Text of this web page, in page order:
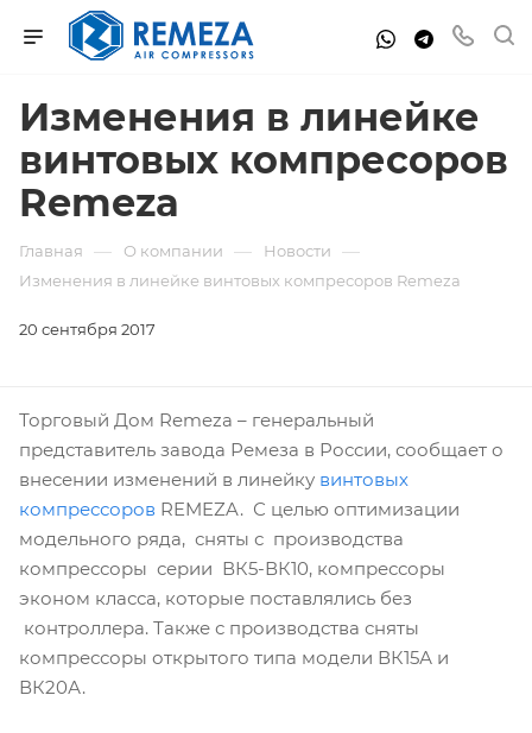
Изменения в линейке
винтовых компресоров
Remeza
Главная — О компании — Новости —
Изменения в линейке винтовых компресоров Remeza
20 сентября 2017
Торговый Дом Remeza – генеральный
представитель завода Ремеза в Росcии, сообщает о
внесении изменений в линейку винтовых
компрессоров REMEZA. С целью оптимизации
модельного ряда, сняты с производства
компрессоры серии ВК5-ВК10, компрессоры
эконом класса, которые поставлялись без
контроллера. Также с производства сняты
компрессоры открытого типа модели ВК15А и
ВК20А.